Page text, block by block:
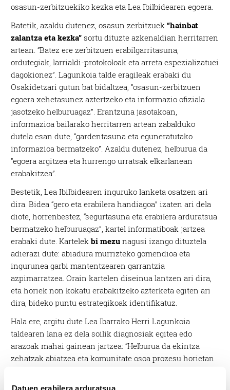
Datuen erabilera arduratsua
osasun-zerbitzuekiko kezka eta Lea Ibilbidearen egoera.
Batetik, azaldu dutenez, osasun zerbitzuek“hainbat
zalantza eta kezka” sortu dituzte azkenaldian herritarren
artean. “Batez ere zerbitzuen erabilgarritasuna,
ordutegiak, larrialdi-protokoloak eta arreta espezializatuei
dagokionez”. Lagunkoia talde eragileak erabaki du
Osakidetzari gutun bat bidaltzea, “osasun-zerbitzuen
egoera xehetasunez aztertzeko eta informazio ofiziala
jasotzeko helburuagaz”. Erantzuna jasotakoan,
informazioa bailarako herritarren artean zabalduko
dutela esan dute, “gardentasuna eta eguneratutako
informazioa bermatzeko”. Azaldu dutenez, helburua da
“egoera argitzea eta hurrengo urratsak elkarlanean
erabakitzea”.
Bestetik, Lea Ibilbidearen inguruko lanketa osatzen ari
dira. Bidea “gero eta erabilera handiagoa” izaten ari dela
diote, horrenbestez, “segurtasuna eta erabilera arduratsua
bermatzeko helburuagaz”, kartel informatiboak jartzea
erabaki dute. Kartelekbi mezu nagusi izango dituztela
adierazi dute: abiadura murrizteko gomendioa eta
ingurunea garbi mantentzearen garrantzia
azpimarratzea. Orain kartelen diseinua lantzen ari dira,
eta horiek non kokatu erabakitzeko azterketa egiten ari
dira, bideko puntu estrategikoak identifikatuz.
Hala ere, argitu dute Lea Ibarrako Herri Lagunkoia
taldearen lana ez dela soilik diagnosiak egitea edo
arazoak mahai gainean jartzea: “Helburua da ekintza
zehatzak abiatzea eta komunitate osoa prozesu horietan